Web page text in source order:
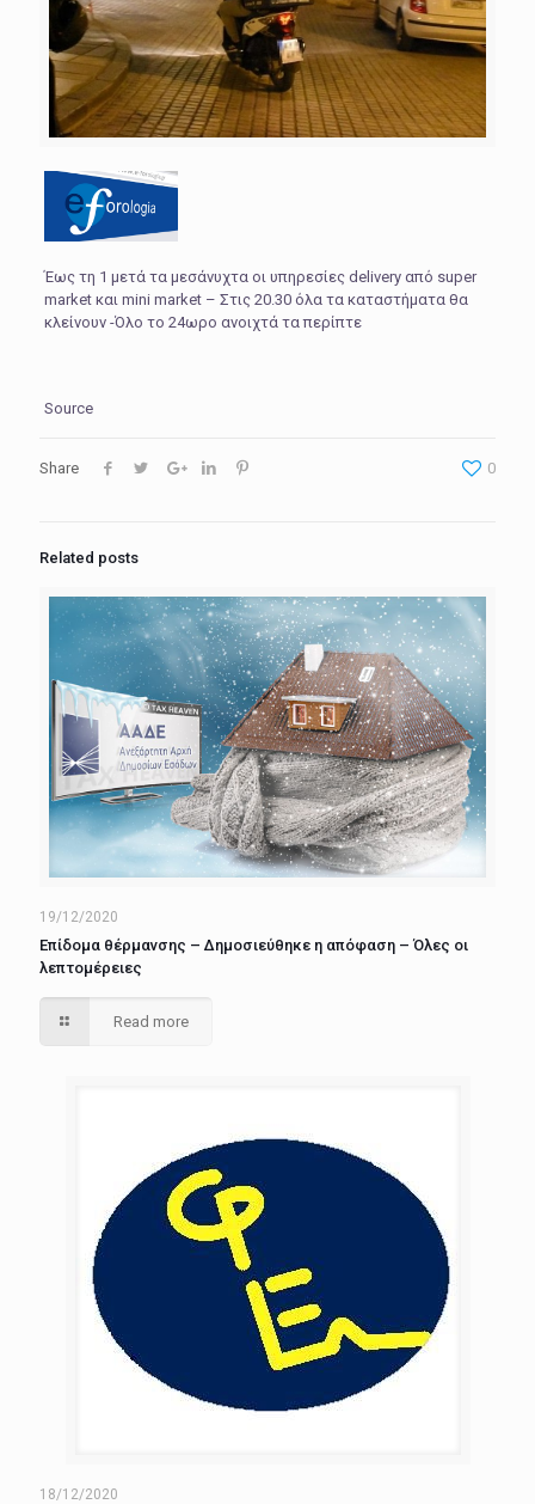
Έως τη 1 μετά τα μεσάνυχτα οι υπηρεσίες delivery από super
market και mini market – Στις 20.30 όλα τα καταστήματα θα
κλείνουν -Όλο το 24ωρο ανοιχτά τα περίπτε
Source
Share 0
Related posts
19/12/2020
Επίδομα θέρμανσης – Δημοσιεύθηκε η απόφαση – Όλες οι
λεπτομέρειες
Read more
18/12/2020